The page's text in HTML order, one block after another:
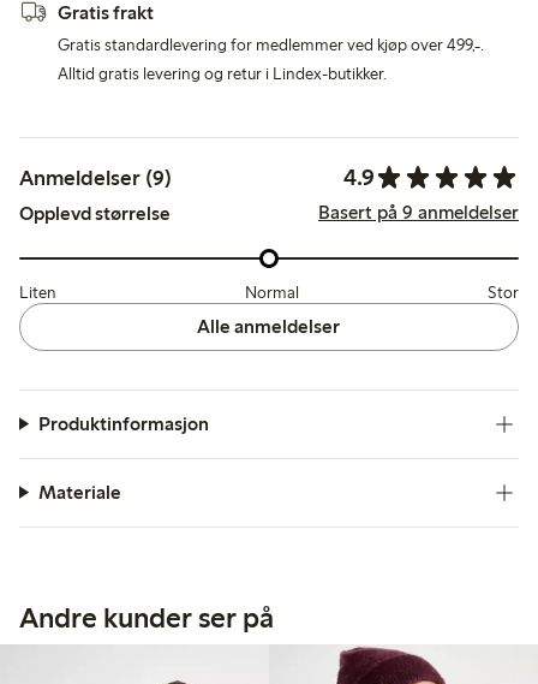
Gratis frakt
Gratis standardlevering for medlemmer ved kjøp over 499,-.
Alltid gratis levering og retur i Lindex-butikker.
Anmeldelser (9) 4.9
Opplevd størrelse Basert på 9 anmeldelser
Liten Normal Stor
Alle anmeldelser
Produktinformasjon
Materiale
Andre kunder ser på